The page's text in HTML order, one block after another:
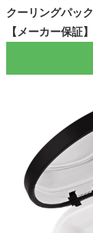
クーリングパッ
【メーカー保証